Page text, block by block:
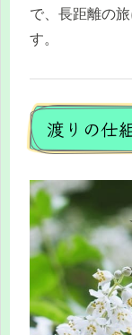
で、長距離の
す。
渡りの仕